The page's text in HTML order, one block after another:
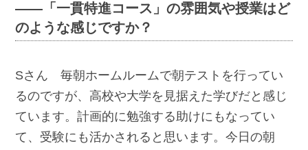
――「一貫特進コース」の雰囲気や授業はど
のような感じですか？
Sさん 毎朝ホームルームで朝テストを行ってい
るのですが、高校や大学を見据えた学びだと感じ
ています。計画的に勉強する助けにもなってい
て、受験にも活かされると思います。今日の朝